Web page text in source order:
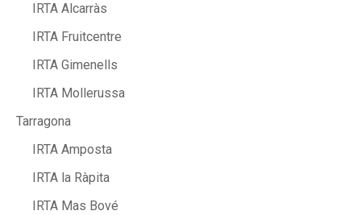
IRTA Alcarràs
IRTA Fruitcentre
IRTA Gimenells
IRTA Mollerussa
Tarragona
IRTA Amposta
IRTA la Ràpita
IRTA Mas Bové